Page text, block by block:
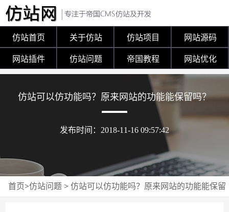
仿站首页 关于仿站 仿站项目 网站源码
网站插件 仿站问题 帝国教程 网站优化
仿站可以仿功能吗？原来网站的功能能保留吗？
发布时间：2018-11-16 09:57:42
首页>仿站问题 > 仿站可以仿功能吗？原来网站的功能能保留